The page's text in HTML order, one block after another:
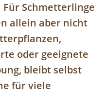
Schmetterlinge
allein aber nicht
oder geeignete
bleibt selbst
für viele